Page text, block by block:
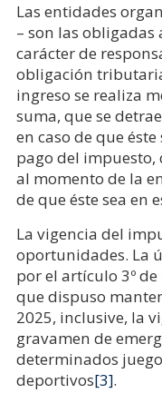
Las entidades
– son las obligadas
carácter de
obligación
ingreso se realiza
suma, que se
en caso de que
pago del impuesto,
al momento de la
de que éste sea en
La vigencia del
oportunidades. La
por el artículo 3º
que dispuso
2025, inclusive, la
gravamen de
determinados
deportivos[3].